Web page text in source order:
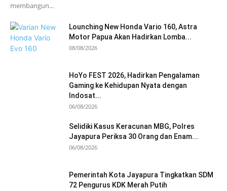
membangun...
Lounching New Honda Vario 160, Astra
Motor Papua Akan Hadirkan Lomba...
08/08/2026
HoYo FEST 2026, Hadirkan Pengalaman
Gaming ke Kehidupan Nyata dengan
Indosat...
06/08/2026
Selidiki Kasus Keracunan MBG, Polres
Jayapura Periksa 30 Orang dan Enam...
06/08/2026
Pemerintah Kota Jayapura Tingkatkan SDM
72 Pengurus KDK Merah Putih